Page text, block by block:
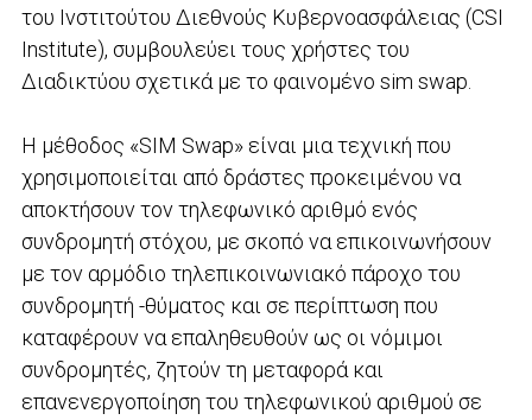
του Ινστιτούτου Διεθνούς Κυβερνοασφάλειας (CSI
Institute), συμβουλεύει τους χρήστες του
Διαδικτύου σχετικά με το φαινομένο sim swap.
Η μέθοδος «SIM Swap» είναι μια τεχνική που
χρησιμοποιείται από δράστες προκειμένου να
αποκτήσουν τον τηλεφωνικό αριθμό ενός
συνδρομητή στόχου, με σκοπό να επικοινωνήσουν
με τον αρμόδιο τηλεπικοινωνιακό πάροχο του
συνδρομητή -θύματος και σε περίπτωση που
καταφέρουν να επαληθευθούν ως οι νόμιμοι
συνδρομητές, ζητούν τη μεταφορά και
επανενεργοποίηση του τηλεφωνικού αριθμού σε